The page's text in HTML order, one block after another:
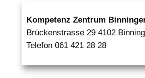
Kompetenz Zentrum
Brückenstrasse 29 4102
Telefon 061 421 28 28